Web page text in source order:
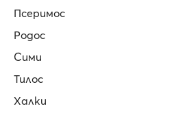
Псеримос
Родос
Сими
Тилос
Халки